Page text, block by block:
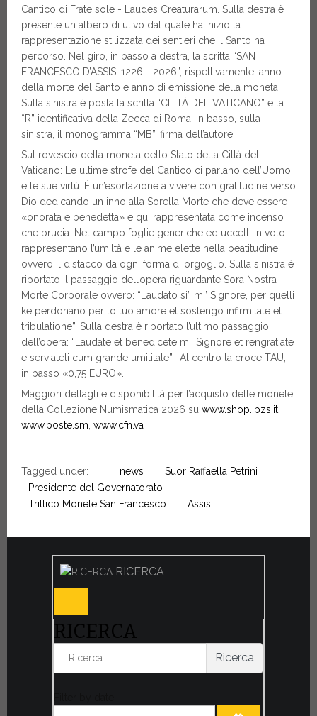
Cantico di Frate sole - Laudes Creaturarum. Sulla destra è
presente un albero di ulivo dal quale ha inizio la
rappresentazione stilizzata dei sentieri che il Santo ha
percorso. Nel giro, in basso a destra, la scritta “SAN
FRANCESCO D’ASSISI 1226 - 2026”, rispettivamente, anno
della morte del Santo e anno di emissione della moneta.
Sulla sinistra è posta la scritta “CITTÀ DEL VATICANO” e la
“R” identificativa della Zecca di Roma. In basso, sulla
sinistra, il monogramma “MB”, firma dell’autore.
Sul rovescio della moneta dello Stato della Città del
Vaticano: Le ultime strofe del Cantico ci parlano dell’Uomo
e le sue virtù. È un’esortazione a vivere con gratitudine verso
Dio dedicando un inno alla Sorella Morte che deve essere
«onorata e benedetta» e qui rappresentata come incenso
che brucia. Nel campo foglie generiche ed uccelli in volo
rappresentano l’umiltà e le anime elette nella beatitudine,
ovvero il distacco da ogni forma di orgoglio. Sulla sinistra è
riportato il passaggio dell’opera riguardante Sora Nostra
Morte Corporale ovvero: “Laudato si’, mi’ Signore, per quelli
ke perdonano per lo tuo amore et sostengo infirmitate et
tribulatione”. Sulla destra è riportato l’ultimo passaggio
dell’opera: “Laudate et benedicete mi’ Signore et rengratiate
e serviateli cum grande umilitate”. Al centro la croce TAU,
in basso «0,75 EURO».
Maggiori dettagli e disponibilità per l’acquisto delle monete
della Collezione Numismatica 2026 su www.shop.ipzs.it
www.poste.sm www.cfn.va
Tagged under: news
Suor Raffaella Petrini
Presidente del Governatorato
Trittico Monete San Francesco
Assisi
RICERCA
RICERCA
Ricerca